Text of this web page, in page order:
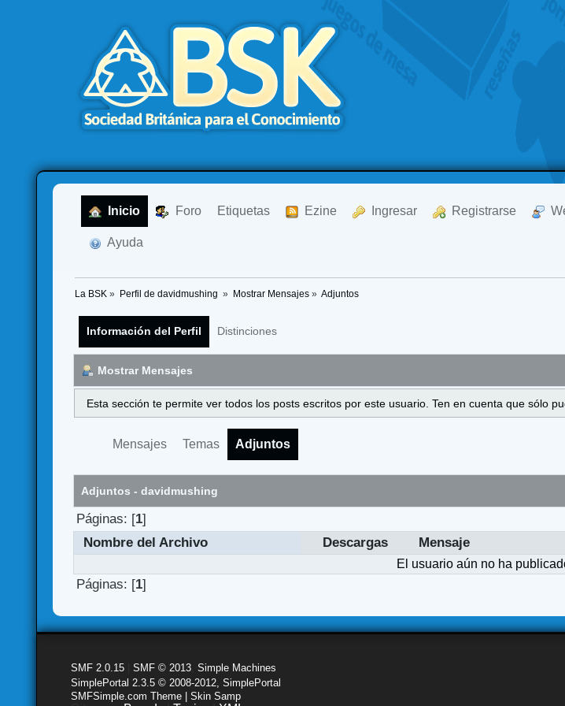
Inicio Foro Etiquetas Ezine Ingresar Registrarse
Ayuda
La BSK » Perfil de davidmushing » Mostrar Mensajes» Adjuntos
Información del Perfil Distinciones
Mostrar Mensajes
Esta sección te permite ver todos los posts escritos por este usuario. Ten en cuenta que sólo
Mensajes Temas Adjuntos
Adjuntos - davidmushing
Páginas: [1]
Nombre del Archivo
Descargas Mensaje
El usuario aún no ha
Páginas: [1]
SMF 2.0.15 |SMF © 2013 ,Simple Machines
SimplePortal 2.3.5 © 2008-2012, SimplePortal
SMFSimple.com Theme | Skin Samp